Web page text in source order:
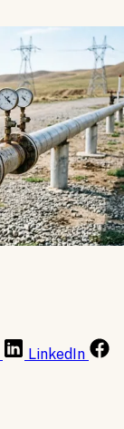
LinkedIn